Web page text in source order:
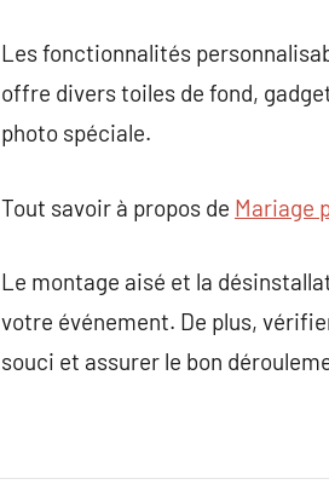
Les fonctionnalités
offre divers toiles de fond,
photo spéciale.
Tout savoir à propos de Mariage
Le montage aisé et la
votre événement. De plus,
souci et assurer le bon